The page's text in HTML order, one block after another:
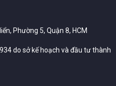
Phường 5, Quận 8, HCM
do sở kế hoạch và đầu tư thành